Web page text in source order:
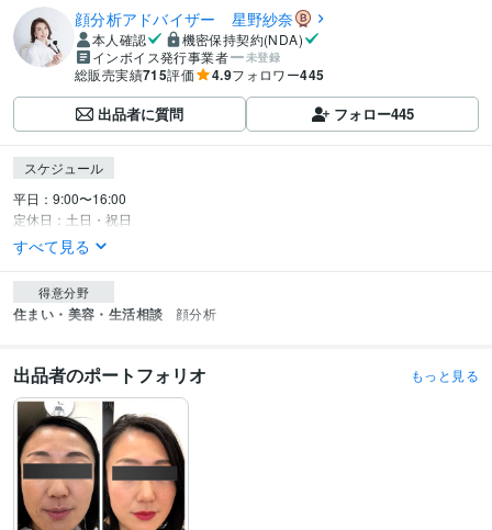
顔分析アドバイザー 星野紗奈
本人確認
機密保持契約(NDA)
インボイス発行事業者
未登録
総販売実績715評価 4.9フォロワー445
出品者に質問 フォロー445
スケジュール
平日：9:00〜16:00
定休日：土日・祝日
すべて見る
得意分野
住まい・美容・生活相談 顔分析
出品者のポートフォリオ もっと見る